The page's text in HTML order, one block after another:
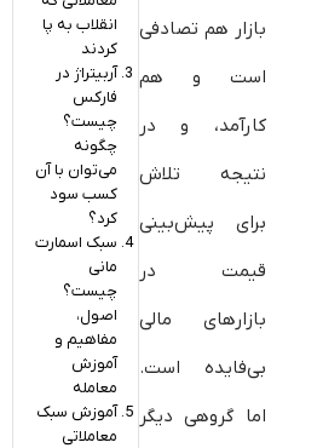
بازار هم تصادفی
است و هم
کارآمد، و در
نتیجه تلاش
برای پیش‌بینی
قیمت در
بازارهای مالی
بی‌فایده است.
اما گروهی دیگر
انقلاب به پا
کردند
آربیتراژ در
فارکس
چیست؟
چگونه
می‌توان با آن
کسب سود
کرد؟
سبک اسمارت
مانی
چیست؟
اصول،
مفاهیم و
آموزش
معامله
آموزش سبک
معاملاتی